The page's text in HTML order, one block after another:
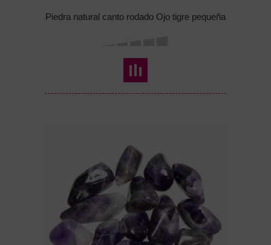
Piedra natural canto rodado Ojo tigre pequeña